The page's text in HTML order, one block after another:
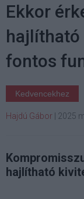
Ekkor
hajlítható
fontos
Kedvencekhez
Hajdú Gábor 2025
hajlítható